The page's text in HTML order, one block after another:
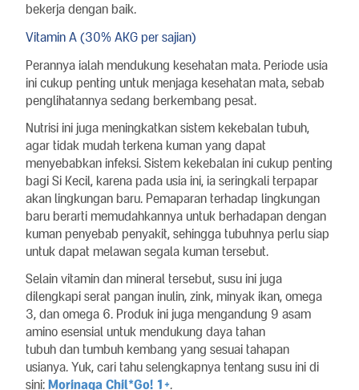
bekerja dengan baik.
Vitamin A (30% AKG per sajian)
Perannya ialah mendukung kesehatan mata. Periode usia
ini cukup penting untuk menjaga kesehatan mata, sebab
penglihatannya sedang berkembang pesat.
Nutrisi ini juga meningkatkan sistem kekebalan tubuh,
agar tidak mudah terkena kuman yang dapat
menyebabkan infeksi. Sistem kekebalan ini cukup penting
bagi Si Kecil, karena pada usia ini, ia seringkali terpapar
akan lingkungan baru. Pemaparan terhadap lingkungan
baru berarti memudahkannya untuk berhadapan dengan
kuman penyebab penyakit, sehingga tubuhnya perlu siap
untuk dapat melawan segala kuman tersebut.
Selain vitamin dan mineral tersebut, susu ini juga
dilengkapi serat pangan inulin, zink, minyak ikan, omega
3, dan omega 6. Produk ini juga mengandung 9 asam
amino esensial untuk mendukung daya tahan
tubuh dan tumbuh kembang yang sesuai tahapan
usianya. Yuk, cari tahu selengkapnya tentang susu ini di
sini: Morinaga Chil*Go! 1+.